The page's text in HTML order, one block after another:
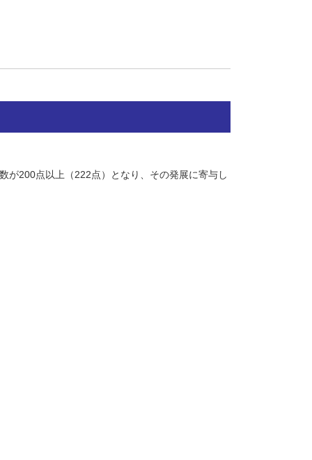
200点以上（222点）となり、その発展に寄与し